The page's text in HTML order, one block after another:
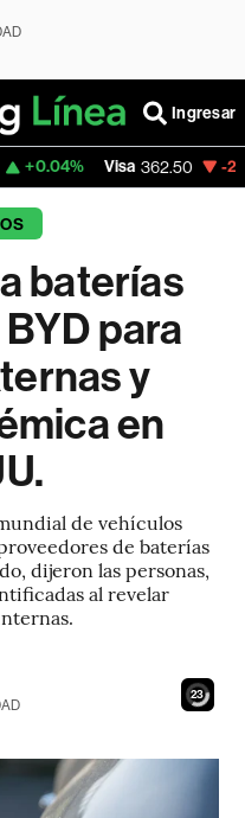
Ingresar
Visa 362.50 -2.15%
baterías
para
y
en
de vehículos
de baterías
dijeron las personas,
al revelar
22